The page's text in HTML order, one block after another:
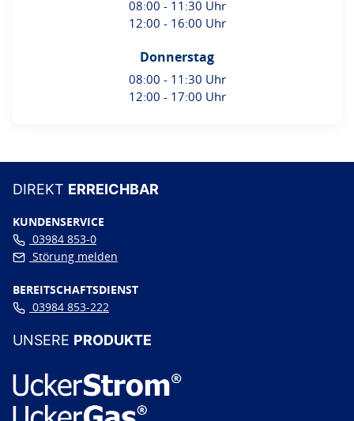
08:00 - 11:30 Uhr
12:00 - 16:00 Uhr
Donnerstag
08:00 - 11:30 Uhr
12:00 - 17:00 Uhr
DIREKT ERREICHBAR
KUNDENSERVICE
03984 853-0
Störung melden
BEREITSCHAFTSDIENST
03984 853-222
UNSERE PRODUKTE